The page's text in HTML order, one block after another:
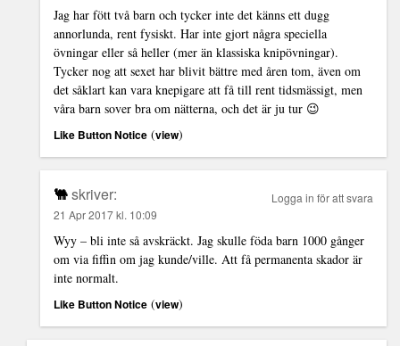
Jag har fött två barn och tycker inte det känns ett dugg
annorlunda, rent fysiskt. Har inte gjort några speciella
övningar eller så heller (mer än klassiska knipövningar).
Tycker nog att sexet har blivit bättre med åren tom, även om
det såklart kan vara knepigare att få till rent tidsmässigt, men
våra barn sover bra om nätterna, och det är ju tur 😉
Like Button Notice (view)
🐫skriver:
21 Apr 2017 kl. 10:09
Wyy – bli inte så avskräckt. Jag skulle föda barn 1000 gånger
om via fiffin om jag kunde/ville. Att få permanenta skador är
inte normalt.
Like Button Notice (view)
Logga in för att svara